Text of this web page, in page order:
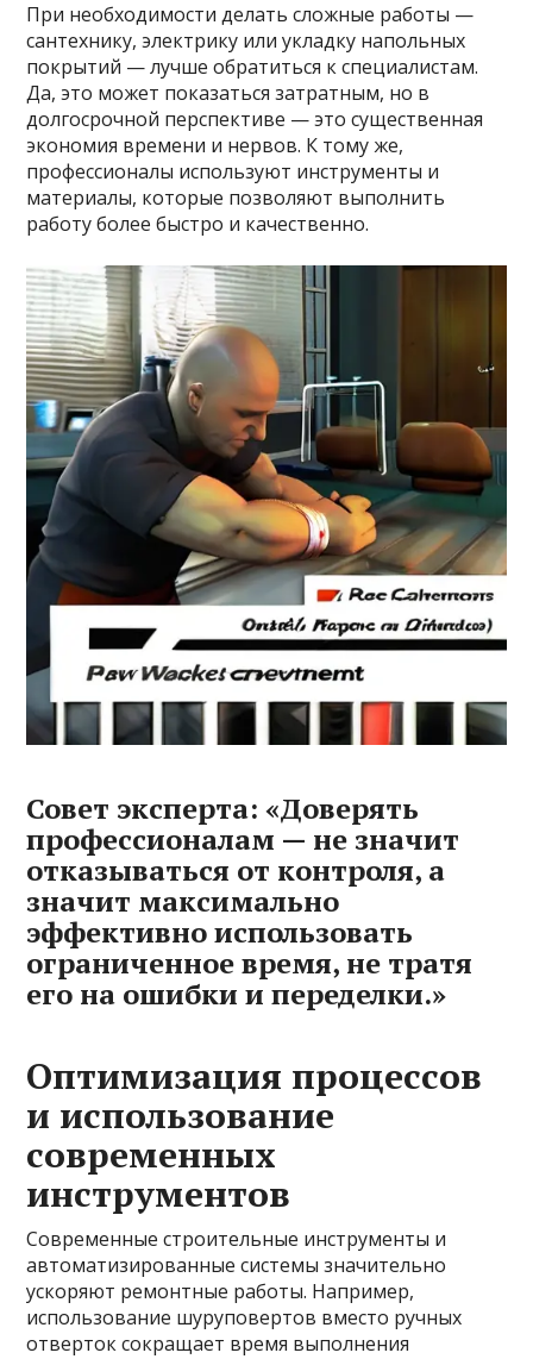
При необходимости делать сложные работы —
сантехнику, электрику или укладку напольных
покрытий — лучше обратиться к специалистам.
Да, это может показаться затратным, но в
долгосрочной перспективе — это существенная
экономия времени и нервов. К тому же,
профессионалы используют инструменты и
материалы, которые позволяют выполнить
работу более быстро и качественно.
Совет эксперта: «Доверять
профессионалам — не значит
отказываться от контроля, а
значит максимально
эффективно использовать
ограниченное время, не тратя
его на ошибки и переделки.»
Оптимизация процессов
и использование
современных
инструментов
Современные строительные инструменты и
автоматизированные системы значительно
ускоряют ремонтные работы. Например,
использование шуруповертов вместо ручных
отверток сокращает время выполнения